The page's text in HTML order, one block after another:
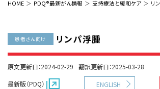
沿革
関連リンク
呼吸器
乳腺
消化管
造血器
AIDs関連
支持療法
補完代替
治療（成人）
治療（小児）
支持療法と緩和ケア
スクリーニング（検診）
がん用語辞書
Dictionary
お知らせ一覧
News
HOME PDQ®最新がん情報 支持療法と緩和ケア リ
患者さん向け リンパ浮腫
原文更新日：2024-02-29
翻訳更新日：2025-03-28
最新版（PDQ）
ENGLISH